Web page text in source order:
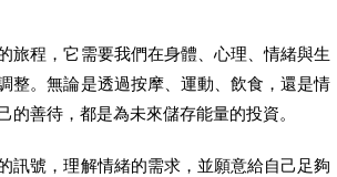
旅程，它需要我們在身體、心理、情緒與生
整。無論是透過按摩、運動、飲食，還是情
的善待，都是為未來儲存能量的投資。
訊號，理解情緒的需求，並願意給自己足夠